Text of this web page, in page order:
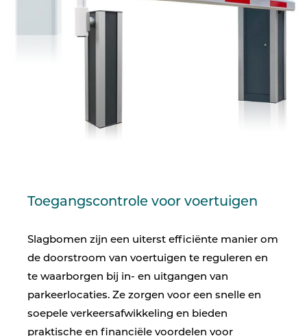
Toegangscontrole voor voertuigen
Slagbomen zijn een uiterst efficiënte manier om
de doorstroom van voertuigen te reguleren en
te waarborgen bij in- en uitgangen van
parkeerlocaties. Ze zorgen voor een snelle en
soepele verkeersafwikkeling en bieden
praktische en financiële voordelen voor